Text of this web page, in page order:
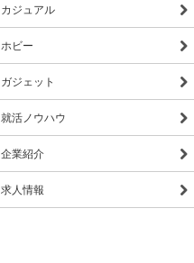
カジュアル
ホビー
ガジェット
就活ノウハウ
企業紹介
求人情報